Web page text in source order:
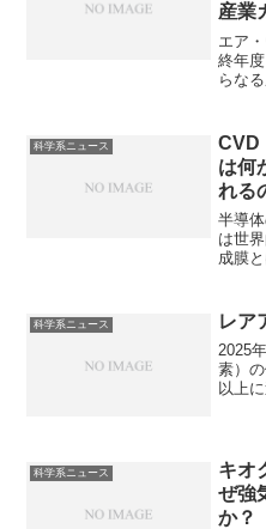
産業
るの
エア
終年
らな
と位
ます
か、
ます。
科学系ニュース
CVD
は何
れる
半導
は世
成膜
成長
膜す
その
のか
科学系ニュース レア
2025
素）
以上
剤と
はど
能を
科学系ニュース
キオ
ぜ強
か？